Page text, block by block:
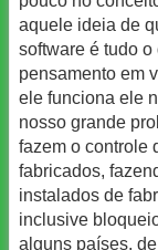
aquele ideia de
software é tudo
pensamento em
ele funciona ele
nosso grande
fazem o controle
fabricados,
instalados de
inclusive
alguns países,